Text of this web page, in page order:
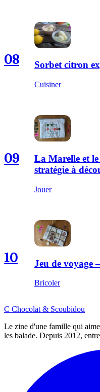
08 Sorbet citron
Cuisiner
09
La Marelle et
stratégie à
Jouer
10 Jeu de voyage
Bricoler
C Chocolat & Scoubidou
Le zine d'une famille qui
les balade. Depuis 2012,